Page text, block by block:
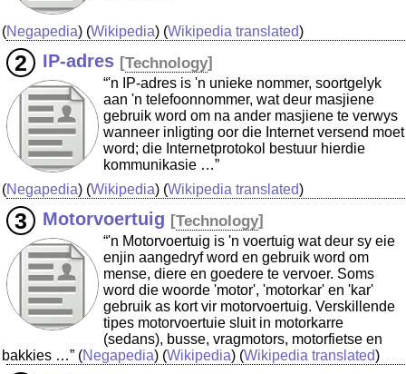
(Negapedia) (Wikipedia) (Wikipedia translated)
IP-adres [Technology]
“'n IP-adres is 'n unieke nommer, soortgelyk
aan 'n telefoonnommer, wat deur masjiene
gebruik word om na ander masjiene te verwys
wanneer inligting oor die Internet versend moet
word; die Internetprotokol bestuur hierdie
kommunikasie …”
(Negapedia) (Wikipedia) (Wikipedia translated)
Motorvoertuig [Technology]
“'n Motorvoertuig is 'n voertuig wat deur sy eie
enjin aangedryf word en gebruik word om
mense, diere en goedere te vervoer. Soms
word die woorde 'motor', 'motorkar' en 'kar'
gebruik as kort vir motorvoertuig. Verskillende
tipes motorvoertuie sluit in motorkarre
(sedans), busse, vragmotors, motorfietse en
bakkies …” (Negapedia) (Wikipedia) (Wikipedia translated)